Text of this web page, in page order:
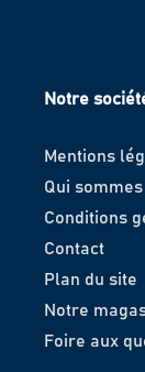
Notre
Mentions
Qui
Conditions
Contact
Plan du site
Notre
Foire aux